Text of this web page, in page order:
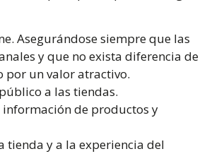
Asegurándose siempre que las
y que no exista diferencia de
por un valor atractivo.
a las tiendas.
de productos y
y a la experiencia del